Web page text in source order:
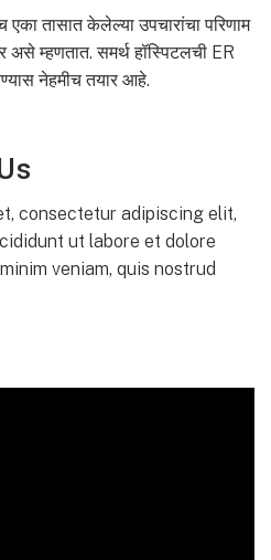
तासात केलेल्या उपचारांचा परिणाम
असे म्हणतात. समर्थ हॉस्पिटलची ER
नेहमीच तयार आहे.
consectetur adipiscing elit,
ut labore et dolore
veniam, quis nostrud